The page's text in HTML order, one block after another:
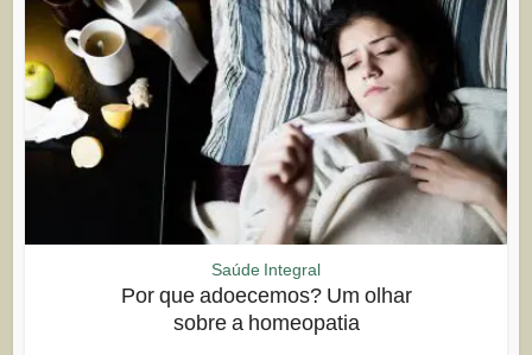
Saúde Integral
Por que adoecemos? Um olhar
sobre a homeopatia